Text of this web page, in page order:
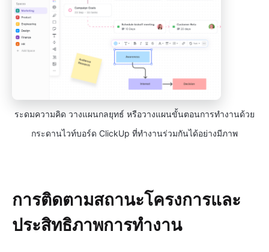
ระดมความคิด วางแผนกลยุทธ์ หรือวางแผนขั้นตอนการทำงานด้วย
กระดานไวท์บอร์ด ClickUp ที่ทำงานร่วมกันได้อย่างมีภาพ
การติดตามสถานะโครงการและ
ประสิทธิภาพการทำงาน